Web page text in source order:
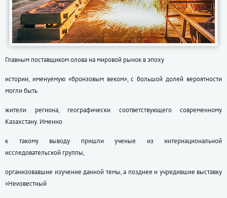
Главным поставщиком олова на мировой рынок в эпоху
истории, именуемую «бронзовым веком», с большой долей вероятности
могли быть
жители региона, географически соответствующего современному
Казахстану. Именно
к такому выводу пришли ученые из интернациональной
исследовательской группы,
организовавшие изучение данной темы, а позднее и учредившие выставку
«Неизвестный